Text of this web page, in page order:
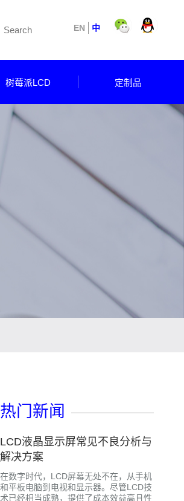
EN 中
树莓派LCD 定制品
热门新闻
LCD液晶显示屏常见不良分析与
解决方案
在数字时代，LCD屏幕无处不在，从手机
和平板电脑到电视和显示器。尽管LCD技
术已经相当成熟，提供了成本效益高且性